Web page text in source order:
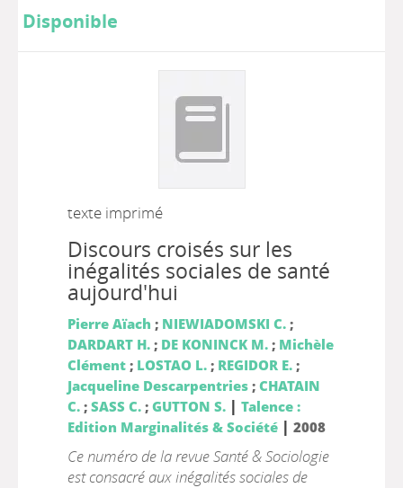
Disponible
texte imprimé
Discours croisés sur les
inégalités sociales de santé
aujourd'hui
Pierre Aïach ; NIEWIADOMSKI C.;
DARDART H.; DE KONINCK M.; Michèle
Clément; LOSTAO L.; REGIDOR E.;
Jacqueline Descarpentries; CHATAIN
C.; SASS C.; GUTTON S. | Talence :
Edition Marginalités & Société| 2008
Ce numéro de la revue Santé & Sociologie
est consacré aux inégalités sociales de